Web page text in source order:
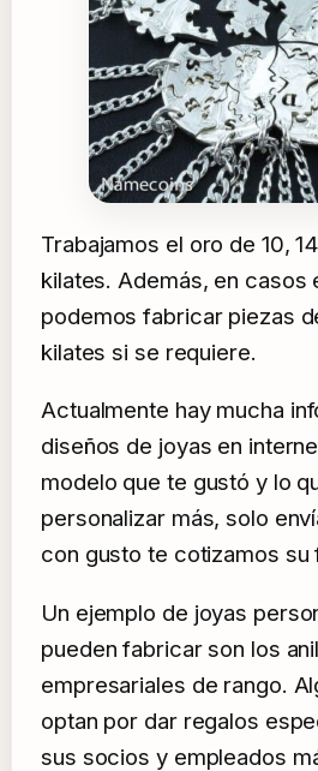
Trabajamos el oro de 10,
kilates. Además, en casos
podemos fabricar piezas
kilates si se requiere.
Actualmente hay mucha
diseños de joyas en
modelo que te gustó y lo
personalizar más, solo
con gusto te cotizamos su
Un ejemplo de joyas
pueden fabricar son los
empresariales de rango.
optan por dar regalos
sus socios y empleados